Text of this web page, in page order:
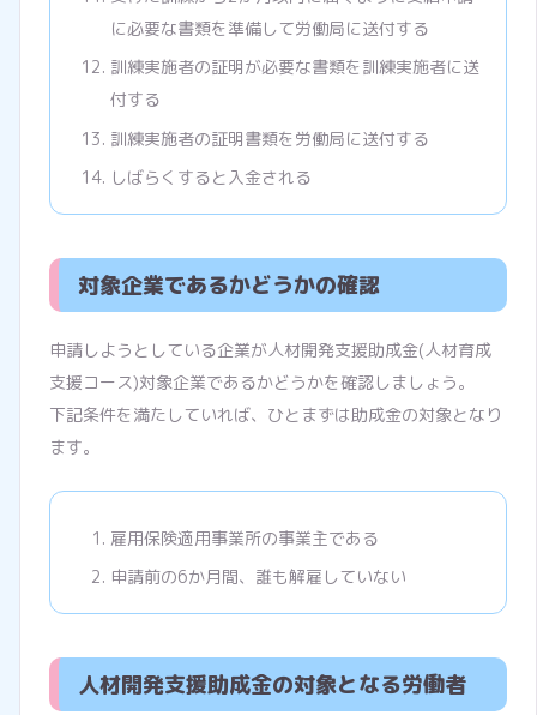
に必要な書類を準備して労働局に送付する
訓練実施者の証明が必要な書類を訓練実施者に送
付する
訓練実施者の証明書類を労働局に送付する
しばらくすると入金される
対象企業であるかどうかの確認
申請しようとしている企業が人材開発支援助成金(人材育成
支援コース)対象企業であるかどうかを確認しましょう。
下記条件を満たしていれば、ひとまずは助成金の対象となり
ます。
雇用保険適用事業所の事業主である
申請前の6か月間、誰も解雇していない
人材開発支援助成金の対象となる労働者